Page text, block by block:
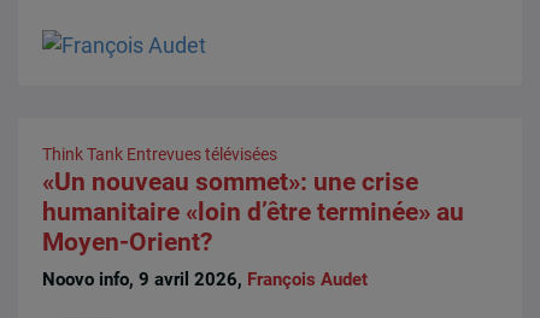
Think Tank Entrevues télévisées
«Un nouveau sommet»: une crise
humanitaire «loin d’être terminée» au
Moyen-Orient?
Noovo info, 9 avril 2026, François Audet